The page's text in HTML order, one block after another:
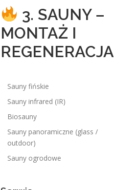
3. SAUNY –
MONTAŻ I
REGENERACJA
Sauny fińskie
Sauny infrared (IR)
Biosauny
Sauny panoramiczne (glass /
outdoor)
Sauny ogrodowe